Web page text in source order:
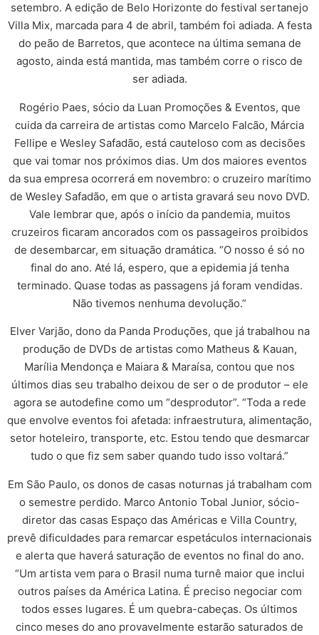
setembro. A edição de Belo Horizonte do festival sertanejo
Villa Mix, marcada para 4 de abril, também foi adiada. A festa
do peão de Barretos, que acontece na última semana de
agosto, ainda está mantida, mas também corre o risco de
ser adiada.
Rogério Paes, sócio da Luan Promoções & Eventos, que
cuida da carreira de artistas como Marcelo Falcão, Márcia
Fellipe e Wesley Safadão, está cauteloso com as decisões
que vai tomar nos próximos dias. Um dos maiores eventos
da sua empresa ocorrerá em novembro: o cruzeiro marítimo
de Wesley Safadão, em que o artista gravará seu novo DVD.
Vale lembrar que, após o início da pandemia, muitos
cruzeiros ficaram ancorados com os passageiros proibidos
de desembarcar, em situação dramática. “O nosso é só no
final do ano. Até lá, espero, que a epidemia já tenha
terminado. Quase todas as passagens já foram vendidas.
Não tivemos nenhuma devolução.”
Elver Varjão, dono da Panda Produções, que já trabalhou na
produção de DVDs de artistas como Matheus & Kauan,
Marília Mendonça e Maiara & Maraísa, contou que nos
últimos dias seu trabalho deixou de ser o de produtor – ele
agora se autodefine como um “desprodutor”. “Toda a rede
que envolve eventos foi afetada: infraestrutura, alimentação,
setor hoteleiro, transporte, etc. Estou tendo que desmarcar
tudo o que fiz sem saber quando tudo isso voltará.”
Em São Paulo, os donos de casas noturnas já trabalham com
o semestre perdido. Marco Antonio Tobal Junior, sócio-
diretor das casas Espaço das Américas e Villa Country,
prevê dificuldades para remarcar espetáculos internacionais
e alerta que haverá saturação de eventos no final do ano.
“Um artista vem para o Brasil numa turnê maior que inclui
outros países da América Latina. É preciso negociar com
todos esses lugares. É um quebra-cabeças. Os últimos
cinco meses do ano provavelmente estarão saturados de